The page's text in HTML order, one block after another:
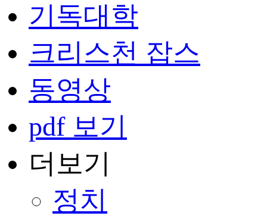
기독대학
크리스천 잡스
동영상
pdf 보기
더보기
정치